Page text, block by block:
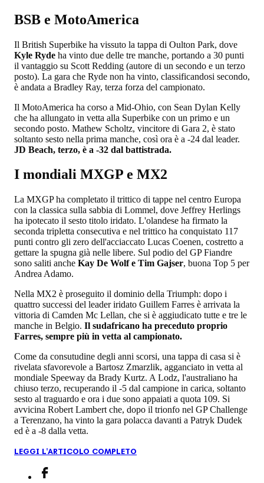
BSB e MotoAmerica
Il British Superbike ha vissuto la tappa di Oulton Park, dove
Kyle Ryde ha vinto due delle tre manche, portando a 30 punti
il vantaggio su Scott Redding (autore di un secondo e un terzo
posto). La gara che Ryde non ha vinto, classificandosi secondo,
è andata a Bradley Ray, terza forza del campionato.
Il MotoAmerica ha corso a Mid-Ohio, con Sean Dylan Kelly
che ha allungato in vetta alla Superbike con un primo e un
secondo posto. Mathew Scholtz, vincitore di Gara 2, è stato
soltanto sesto nella prima manche, così ora è a -24 dal leader.
JD Beach, terzo, è a -32 dal battistrada.
I mondiali MXGP e MX2
La MXGP ha completato il trittico di tappe nel centro Europa
con la classica sulla sabbia di Lommel, dove Jeffrey Herlings
ha ipotecato il sesto titolo iridato. L'olandese ha firmato la
seconda tripletta consecutiva e nel trittico ha conquistato 117
punti contro gli zero dell'acciaccato Lucas Coenen, costretto a
gettare la spugna già nelle libere. Sul podio del GP Fiandre
sono saliti anche Kay De Wolf e Tim Gajser, buona Top 5 per
Andrea Adamo.
Nella MX2 è proseguito il dominio della Triumph: dopo i
quattro successi del leader iridato Guillem Farres è arrivata la
vittoria di Camden Mc Lellan, che si è aggiudicato tutte e tre le
manche in Belgio. Il sudafricano ha preceduto proprio
Farres, sempre più in vetta al campionato.
Come da consutudine degli anni scorsi, una tappa di casa si è
rivelata sfavorevole a Bartosz Zmarzlik, agganciato in vetta al
mondiale Speeway da Brady Kurtz. A Lodz, l'australiano ha
chiuso terzo, recuperando il -5 dal campione in carica, soltanto
sesto al traguardo e ora i due sono appaiati a quota 109. Si
avvicina Robert Lambert che, dopo il trionfo nel GP Challenge
a Terenzano, ha vinto la gara polacca davanti a Patryk Dudek
ed è a -8 dalla vetta.
LEGGI L'ARTICOLO COMPLETO